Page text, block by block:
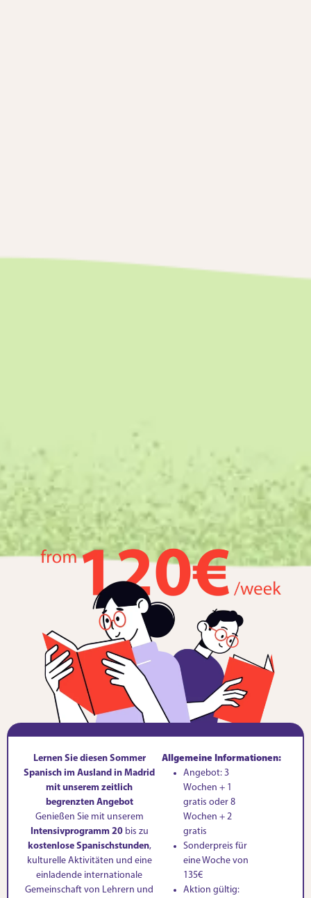
Lernen Sie diesen Sommer
Spanisch im Ausland in Madrid
mit unserem zeitlich
begrenzten Angebot
Genießen Sie mit unserem
Intensivprogramm 20bis zu
kostenlose Spanischstunden,
kulturelle Aktivitäten und eine
einladende internationale
Gemeinschaft von Lehrern und
Allgemeine Informationen:
Angebot: 3
Wochen + 1
gratis oder 8
Wochen + 2
gratis
Sonderpreis für
eine Woche von
135€
Aktion gültig: